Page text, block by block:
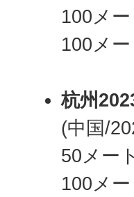
100メ
100メ
杭州
(中国/
50メー
100メ